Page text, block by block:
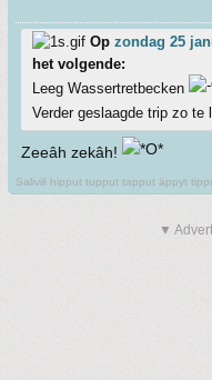
Op zondag 25
het volgende:
Leeg Wassertretbecken
Verder geslaagde trip zo te
Zeeâh zekâh!
Salivili hipput tupput tapput äppyt
▼